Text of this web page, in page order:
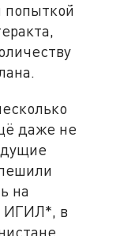
попыткой
даже не
на
ИГИЛ*, в